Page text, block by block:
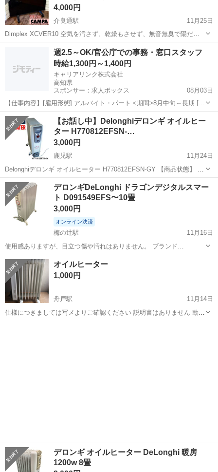
4,000円
介良通駅
11月25日
Dimplex XCVER10 空気を汚さず、乾燥もさせず、無音無臭で陽だま
りのような暖かさを実現してくれると、近年人気のパネルヒーター。
数多くのアイテムが登場している中でも異彩を放つ美しさを誇る『
VERLYS（ ベルリ...
南国市 季節、空調家電 Dimplex
週2.5～OK/官公庁での事務・窓口スタッフ
時給1,300円～1,400円
キャリアリンク株式会社
高知県
スポンサー：求人ボックス
08月03日
【仕事内容】[雇用形態] アルバイト・パート <期間>8月中旬～長期 [給
与] <時給> 1300円 1400円 スキル等による 研修期間中:時給変動なし/
日払い・週払いOK(当社規定) [勤務時間] [勤務曜日] 月～金 週2....
アルバイト・パート
【お話し中】Delonghiデロンギ オイルヒー
ター H770812EFSN-…
3,000円
鹿児駅
11月24日
Delonghiデロンギ オイルヒーター H770812EFSN-GY 【商品状態】 ✅
目立つキズ等も無く概ねキレイな状態です ✅ 年式は古いですが問題な
く使えています ● 基本仕様 ・タイプ : オイルヒーター ・...
高知 南国市 鹿児駅 季節、空調家電 Delonghi
デロンギDeLonghi ドラゴンデジタルスマー
ト D091549EFS〜10畳
3,000円
オンライン決済
梅の辻駅
11月16日
使用感ありますが、目立つ傷や汚れはありません。 ブランド
De'Longhi(デロンギ) 特徴 チャイルドロック, リモートコントロール 色
ホワイト フォームの形式 台 電源 電源コード式 メーカー型
番:D091549E...
高知 高知市 梅の辻駅
オイルヒーター
1,000円
舟戸駅
11月14日
仕様につきましては写メよりご確認ください 説明書はありません 動作
デロンギ オイルヒーター DeLonghi 暖房
1200w 8畳